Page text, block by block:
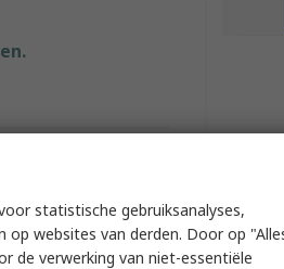
statistische gebruiksanalyses,
websites van derden. Door op
de verwerking van niet-essentiële